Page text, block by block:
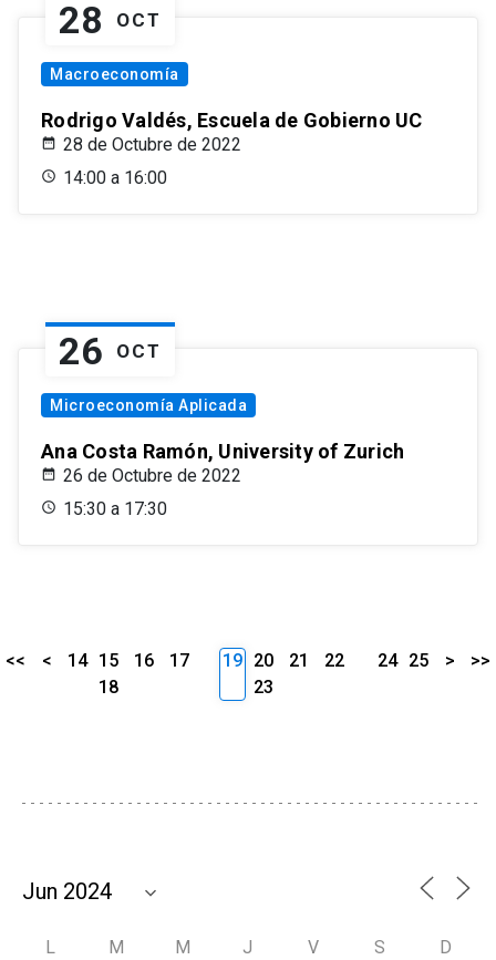
28 OCT
Macroeconomía
Rodrigo Valdés, Escuela de Gobierno UC
28 de Octubre de 2022
14:00 a 16:00
26 OCT
Microeconomía Aplicada
Ana Costa Ramón, University of Zurich
26 de Octubre de 2022
15:30 a 17:30
<< < 14 15 16
17
18
19 20 21
22
23
24 25 > >>
L M M J V S D